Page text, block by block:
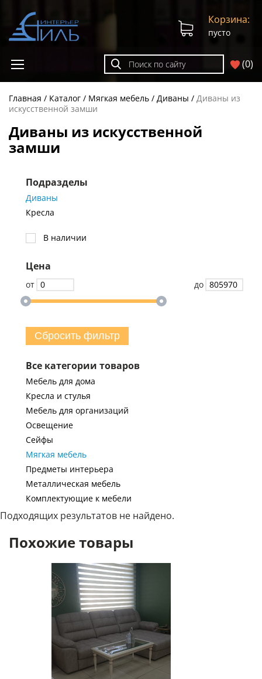
(0)
Корзина:
пусто
Главная Каталог Мягкая мебель Диваны
Диваны из
искусственной замши
Диваны из искусственной
замши
Подразделы
Диваны
Кресла
В наличии
Цена
от до
Сбросить фильтр
Все категории товаров
Мебель для дома
Кресла и стулья
Мебель для организаций
Освещение
Сейфы
Мягкая мебель
Предметы интерьера
Металлическая мебель
Комплектующие к мебели
Подходящих результатов не найдено.
Похожие товары